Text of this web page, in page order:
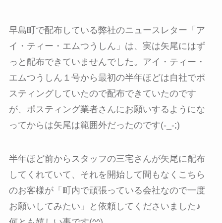
早島町で配布している弊社のニュースレター「ア
イ・ティー・エムつうしん」は、実は矢尾にはず
っと配布できていませんでした。アイ・ティー・
エムつうしん１号から最初の半年ほどは自社でポ
スティングしていたので配布できていたのです
が、ポスティング業者さんにお願いするようにな
ってからは矢尾は範囲外だったのです(-_-;)
半年ほど前からスタッフの三宅さんが矢尾に配布
してくれていて、それを開始して間もなくこちら
のお客様が「町内で頑張っている会社なので一度
お願いしてみたい」と依頼してくださいました♪